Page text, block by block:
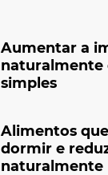
Aumentar a
naturalmente
simples
Alimentos
dormir e
naturalmente